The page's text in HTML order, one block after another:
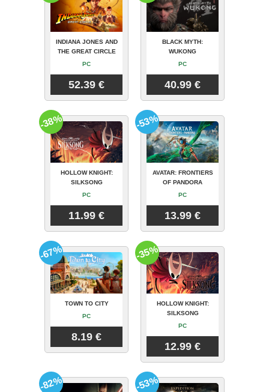
INDIANA JONES AND
THE GREAT CIRCLE
PC
52.39 €
BLACK MYTH:
WUKONG
PC
40.99 €
HOLLOW KNIGHT:
SILKSONG
PC
11.99 €
-38%
AVATAR: FRONTIERS
OF PANDORA
PC
13.99 €
-53%
TOWN TO CITY
PC
8.19 €
-67%
HOLLOW KNIGHT:
SILKSONG
PC
12.99 €
-35%
-82% -53%